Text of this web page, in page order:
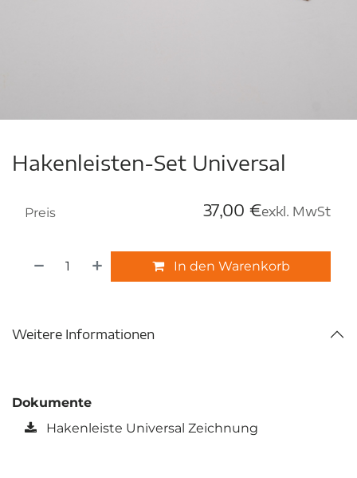
Hakenleisten-Set Universal
In den Warenkorb
Preis 37,00 €exkl. MwSt
Weitere Informationen
Dokumente
Hakenleiste Universal Zeichnung